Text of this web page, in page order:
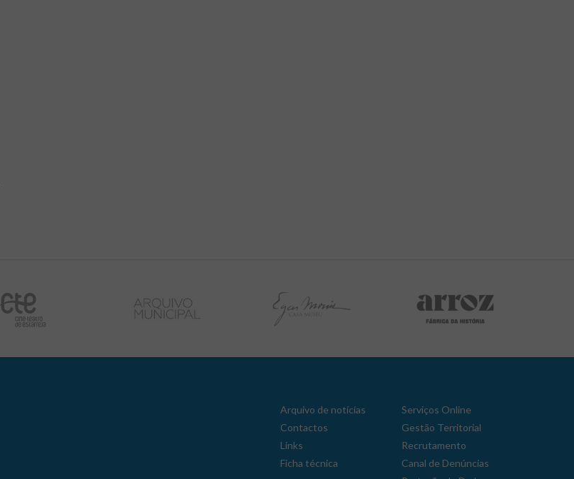
Arquivo de notícias
Contactos
Links
Ficha técnica
Serviços Online
Gestão Territorial
Recrutamento
Canal de Denúncias